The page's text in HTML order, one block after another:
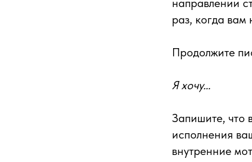
раз, когда вам
Продолжите
Я хочу…
Запишите, что
исполнения
внутренние